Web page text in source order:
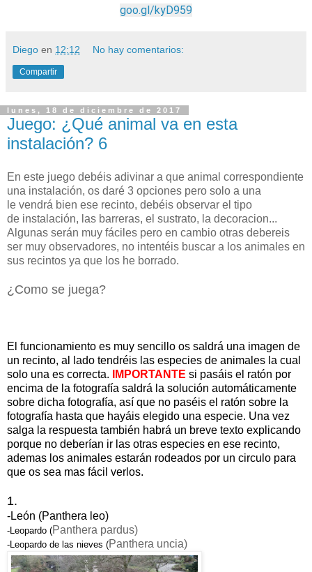
goo.gl/kyD959
Diego en 12:12 No hay comentarios:
Compartir
lunes, 18 de diciembre de 2017
Juego: ¿Qué animal va en esta
instalación? 6
En este juego debéis adivinar a que animal correspondiente
una instalación, os daré 3 opciones pero solo a una
le vendrá bien ese recinto, debéis observar el tipo
de instalación, las barreras, el sustrato, la decoracion...
Algunas serán muy fáciles pero en cambio otras debereis
ser muy observadores, no intentéis buscar a los animales en
sus recintos ya que los he borrado.
¿Como se juega?
El funcionamiento es muy sencillo os saldrá una imagen de
un recinto, al lado tendréis las especies de animales la cual
solo una es correcta.
IMPORTANTE si pasáis el ratón por
encima de la fotografía saldrá la solución automáticamente
sobre dicha fotografía, así que no paséis el ratón sobre la
fotografía hasta que hayáis elegido una especie. Una vez
salga la respuesta también habrá un breve texto explicando
porque no deberían ir las otras especies en ese recinto,
ademas los animales estarán rodeados por un circulo para
que os sea mas fácil verlos.
1.
-León (Panthera leo)
-Leopardo (Panthera pardus)
-Leopardo de las nieves (Panthera uncia)